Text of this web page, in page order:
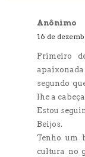
Anônimo
16 de
Primeiro
segundo
lhe a
Estou
Beijos.
Tenho um
cultura no